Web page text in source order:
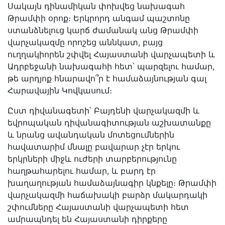
Սակայն դինամիկան փոխվեց նախագահ
Թրամփի օրոք։ Երկրորդ անգամ պաշտոնը
ստանձնելուց կարճ ժամանակ անց Թրամփի
վարչակազմը որոշեց աննկատ, բայց
ուղղակիորեն շփվել Հայաստանի վարչապետի և
Ադրբեջանի նախագահի հետ՝ պարզելու համար,
թե արդյոք հնարավո՞ր է համաձայնության գալ
Հարավային Կովկասում։
Ըստ դիվանագետի՝ Բայդենի վարչակազմի և
եվրոպական դիվանագիտության աշխատանքը
և նրանց ավանդական մոտեցումներին
հավատարիմ մնալը բավարար չէր երկու
երկրների միջև ուժերի տարբերությունը
հաղթահարելու համար, և բարդ էր
խաղաղության համաձայնագիր կնքելը։ Թրամփի
վարչակազմի հաճախակի բարձր մակարդակի
շփումները Հայաստանի վարչապետի հետ
ամրապնդել են Հայաստանի դիրքերը